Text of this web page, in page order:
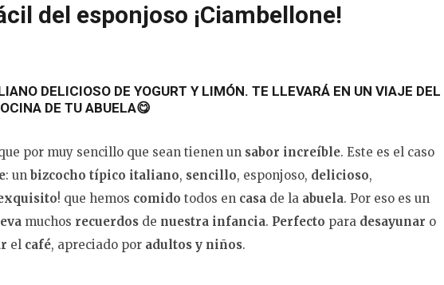
del esponjoso ¡Ciambellone!
DELICIOSO DE YOGURT Y LIMÓN. TE LLEVARÁ EN UN VIAJE DEL
DE TU ABUELA😋
por muy sencillo que sean tienen un sabor increíble. Este es el caso
: un bizcocho típico italiano, sencillo, esponjoso, delicioso,
! que hemos comido todos en casa de la abuela. Por eso es un
muchos recuerdos de nuestra infancia. Perfecto para desayunar o
el café, apreciado por adultos y niños.